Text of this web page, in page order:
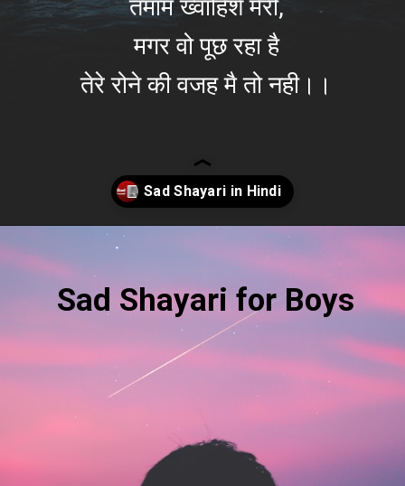
तमाम ख्वाहिशें मेरी,
मगर वो पूछ रहा है
तेरे रोने की वजह मै तो नही।।
Sad Shayari for Boys